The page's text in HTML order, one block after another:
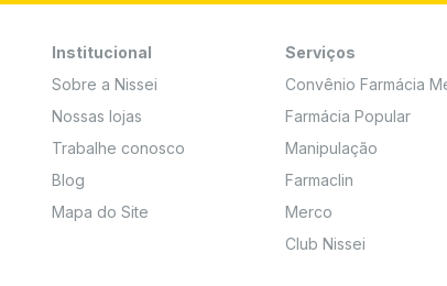
Institucional
Sobre a Nissei
Nossas lojas
Trabalhe conosco
Blog
Mapa do Site
Serviços
Convênio Farmácia
Farmácia Popular
Manipulação
Farmaclin
Merco
Club Nissei